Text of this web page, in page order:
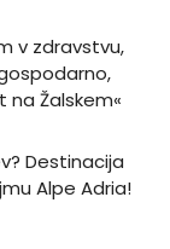
v zdravstvu,
na Žalskem«
Destinacija
Alpe Adria!